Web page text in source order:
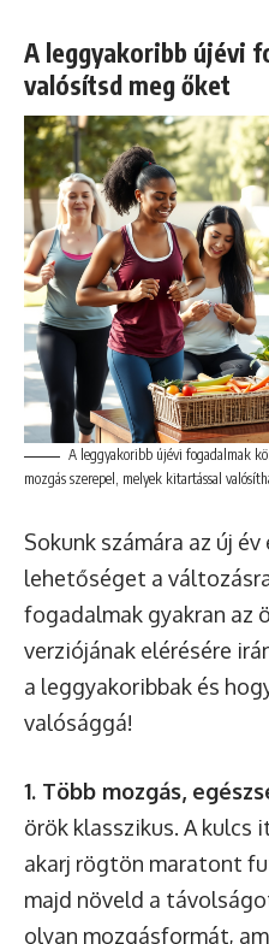
A leggyakoribb újévi
valósítsd meg őket
A leggyakoribb újévi fogadalmak
mozgás szerepel, melyek kitartással
Sokunk számára az új
lehetőséget a
fogadalmak gyakran az
verziójának elérésére
a leggyakoribbak és
valósággá!
1. Több mozgás,
örök klasszikus. A
akarj rögtön maratont
majd növeld a
olyan mozgásformát,